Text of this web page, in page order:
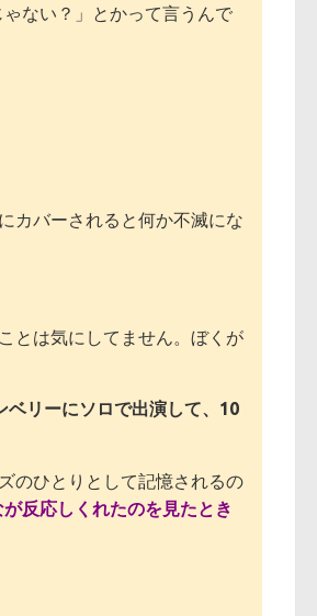
ない？」とかって言うんで
バーされると何か不滅にな
とは気にしてません。ぼくが
ベリーにソロで出演して、10
のひとりとして記憶されるの
反応しくれたのを見たとき